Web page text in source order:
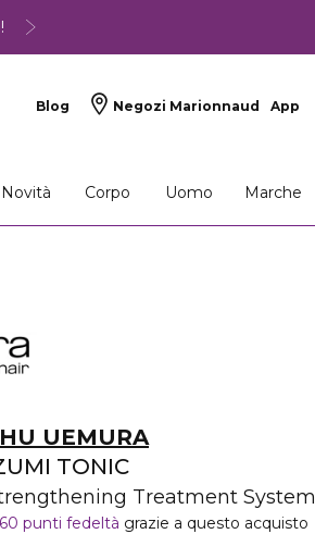
Blog Negozi Marionnaud App
Novità Corpo Uomo Marche
UEMURA
TONIC
Treatment System
60 punti fedeltà grazie a questo acquisto